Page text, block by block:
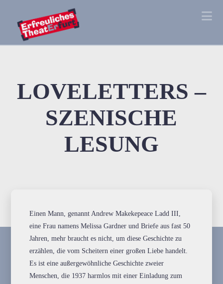
LOVELETTERS –
SZENISCHE
LESUNG
Einen Mann, genannt Andrew Makekepeace Ladd III,
eine Frau namens Melissa Gardner und Briefe aus fast 50
Jahren, mehr braucht es nicht, um diese Geschichte zu
erzählen, die vom Scheitern einer großen Liebe handelt.
Es ist eine außergewöhnliche Geschichte zweier
Menschen, die 1937 harmlos mit einer Einladung zum